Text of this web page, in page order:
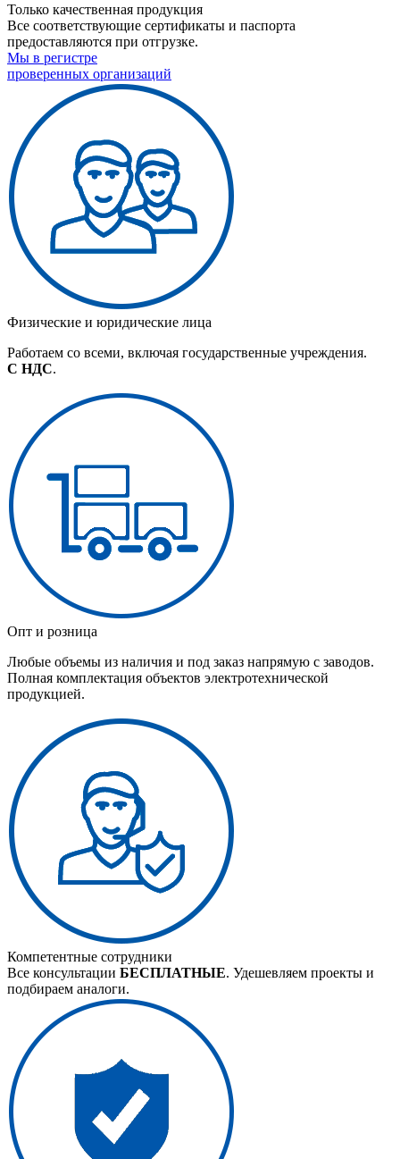
Только качественная продукция
Все соответствующие сертификаты и паспорта
предоставляются при отгрузке.
Мы в регистре
проверенных организаций
Физические и юридические лица
Работаем со всеми, включая государственные учреждения.
С НДС.
Опт и розница
Любые объемы из наличия и под заказ напрямую с заводов.
Полная комплектация объектов электротехнической
продукцией.
Компетентные сотрудники
Все консультации БЕСПЛАТНЫЕ. Удешевляем проекты и
подбираем аналоги.